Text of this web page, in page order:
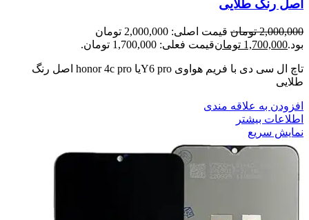
اصل رنگ طلایی
2,000,000 تومان
قیمت اصلی: 2,000,000 تومان
بود.1,700,000 تومانقیمت فعلی: 1,700,000 تومان.
تاچ ال سی دی با فریم هواوی Y6 proیا honor 4c pro اصل رنگ
طلایی
افزودن به علاقه مندی
اطلاعات بیشتر
نمایش سریع